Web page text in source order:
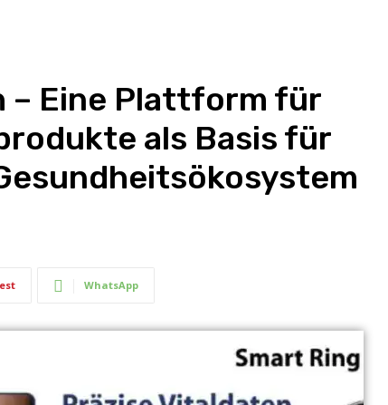
– Eine Plattform für
als Basis für
WhatsApp